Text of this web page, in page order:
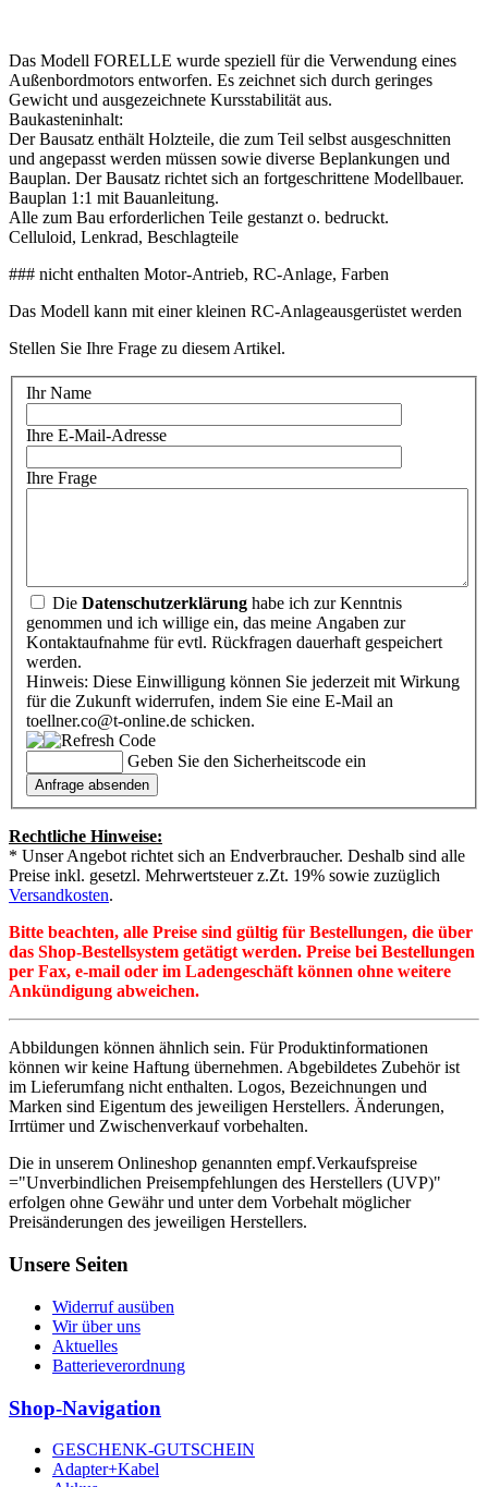
Das Modell FORELLE wurde speziell für die Verwendung eines
Außenbordmotors entworfen. Es zeichnet sich durch geringes
Gewicht und ausgezeichnete Kursstabilität aus.
Baukasteninhalt:
Der Bausatz enthält Holzteile, die zum Teil selbst ausgeschnitten
und angepasst werden müssen sowie diverse Beplankungen und
Bauplan. Der Bausatz richtet sich an fortgeschrittene Modellbauer.
Bauplan 1:1 mit Bauanleitung.
Alle zum Bau erforderlichen Teile gestanzt o. bedruckt.
Celluloid, Lenkrad, Beschlagteile
### nicht enthalten Motor-Antrieb, RC-Anlage, Farben
Das Modell kann mit einer kleinen RC-Anlageausgerüstet werden
Stellen Sie Ihre Frage zu diesem Artikel.
Ihr Name
Ihre E-Mail-Adresse
Ihre Frage
Die Datenschutzerklärung habe ich zur Kenntnis
genommen und ich willige ein, das meine Angaben zur
Kontaktaufnahme für evtl. Rückfragen dauerhaft gespeichert
werden.
Hinweis: Diese Einwilligung können Sie jederzeit mit Wirkung
für die Zukunft widerrufen, indem Sie eine E-Mail an
toellner.co@t-online.de schicken.
Geben Sie den Sicherheitscode ein
Rechtliche Hinweise:
* Unser Angebot richtet sich an Endverbraucher. Deshalb sind alle
Preise inkl. gesetzl. Mehrwertsteuer z.Zt. 19% sowie zuzüglich
Versandkosten.
Bitte beachten, alle Preise sind gültig für Bestellungen, die über
das Shop-Bestellsystem getätigt werden. Preise bei Bestellungen
per Fax, e-mail oder im Ladengeschäft können ohne weitere
Ankündigung abweichen.
Abbildungen können ähnlich sein. Für Produktinformationen
können wir keine Haftung übernehmen. Abgebildetes Zubehör ist
im Lieferumfang nicht enthalten. Logos, Bezeichnungen und
Marken sind Eigentum des jeweiligen Herstellers. Änderungen,
Irrtümer und Zwischenverkauf vorbehalten.
Die in unserem Onlineshop genannten empf.Verkaufspreise
="Unverbindlichen Preisempfehlungen des Herstellers (UVP)"
erfolgen ohne Gewähr und unter dem Vorbehalt möglicher
Preisänderungen des jeweiligen Herstellers.
Unsere Seiten
Widerruf ausüben
Wir über uns
Aktuelles
Batterieverordnung
Shop-Navigation
GESCHENK-GUTSCHEIN
Adapter+Kabel